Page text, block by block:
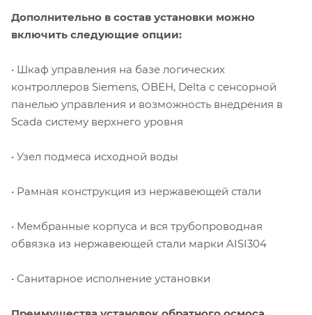
Дополнительно в состав установки можно
включить следующие опции:
• Шкаф управления на базе логических
контроллеров Siemens, ОВЕН, Delta с сенсорной
панелью управления и возможность внедрения в
Scada систему верхнего уровня
• Узел подмеса исходной воды
• Рамная конструкция из нержавеющей стали
• Мембранные корпуса и вся трубопроводная
обвязка из нержавеющей стали марки AISI304
• Санитарное исполнение установки